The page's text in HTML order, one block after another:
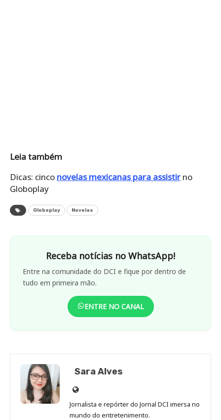
Leia também
Dicas: cinco novelas mexicanas para assistir no
Globoplay
Globoplay Novelas
Receba notícias no WhatsApp!
Entre na comunidade do DCI e fique por dentro de
tudo em primeira mão.
ENTRE NO CANAL
Sara Alves
Site
de
Sara
Jornalista e repórter do Jornal DCI imersa no
mundo do entretenimento.